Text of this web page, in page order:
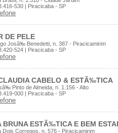
530 | Piracicaba - SP
DE PELE
Josã‰ Benedetti, n. 387 - Piracicamirim
524 | Piracicaba - SP
CABELO & ESTÃ‰TICA
Pinto de Almeida, n. 1.156 - Alto
000 | Piracicaba - SP
BRUNA ESTÃ‰TICA E BEM
Dois Corregos, n. 576 - Piracicamirim